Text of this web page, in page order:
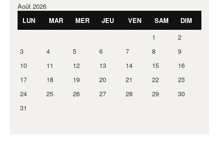
Août 2026
LUN
MAR MER JEU VEN SAM
DIM
1
2
3
4 5 6 7 8
9
10
11 12 13 14 15
16
17
18 19 20 21 22
23
24
25 26 27 28 29
30
31